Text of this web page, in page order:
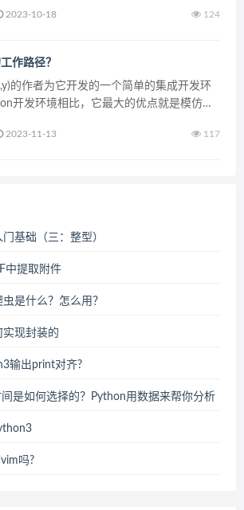
2023-10-18 124
作路径？
的作者为它开发的一个简单的集成开发环
开发环境相比，它最大的优点就是模仿
一下更改...
2023-11-13 117
基础（三：整型）
中提取附件
是什么？怎么用？
现封装的
输出print对齐?
是如何选择的？Python用数据来帮你分析
吗?